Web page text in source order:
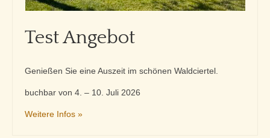
Test Angebot
Genießen Sie eine Auszeit im schönen Waldciertel.
buchbar von 4. – 10. Juli 2026
Weitere Infos »